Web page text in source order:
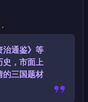
治通鉴》等
史，市面上
的三国题材